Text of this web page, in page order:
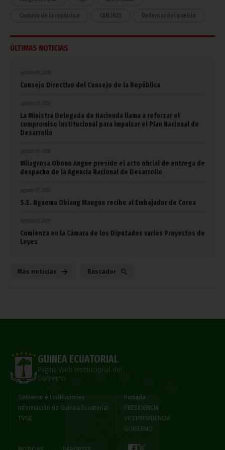
Consejo de la república CAN 2025 Defensor del pueblo
ÚLTIMAS NOTICIAS
agosto 08, 2026
Consejo Directivo del Consejo de la República
agosto 07, 2026
La Ministra Delegada de Hacienda llama a reforzar el
compromiso institucional para impulsar el Plan Nacional de
Desarrollo
agosto 07, 2026
Milagrosa Obono Angue preside el acto oficial de entrega de
despacho de la Agencia Nacional de Desarrollo
agosto 07, 2026
S.E. Nguema Obiang Mangue recibe al Embajador de Corea
agosto 07, 2026
Comienza en la Cámara de los Diputados varios Proyectos de
Leyes
Más noticias Búscador
GUINEA ECUATORIAL
Página Web Institucional del
Gobierno
Gobierno e Instituciones
Información de Guinea Ecuatorial
TVGE
Portada
PRESIDENCIA
VICEPRESIDENCIA
GOBIERNO